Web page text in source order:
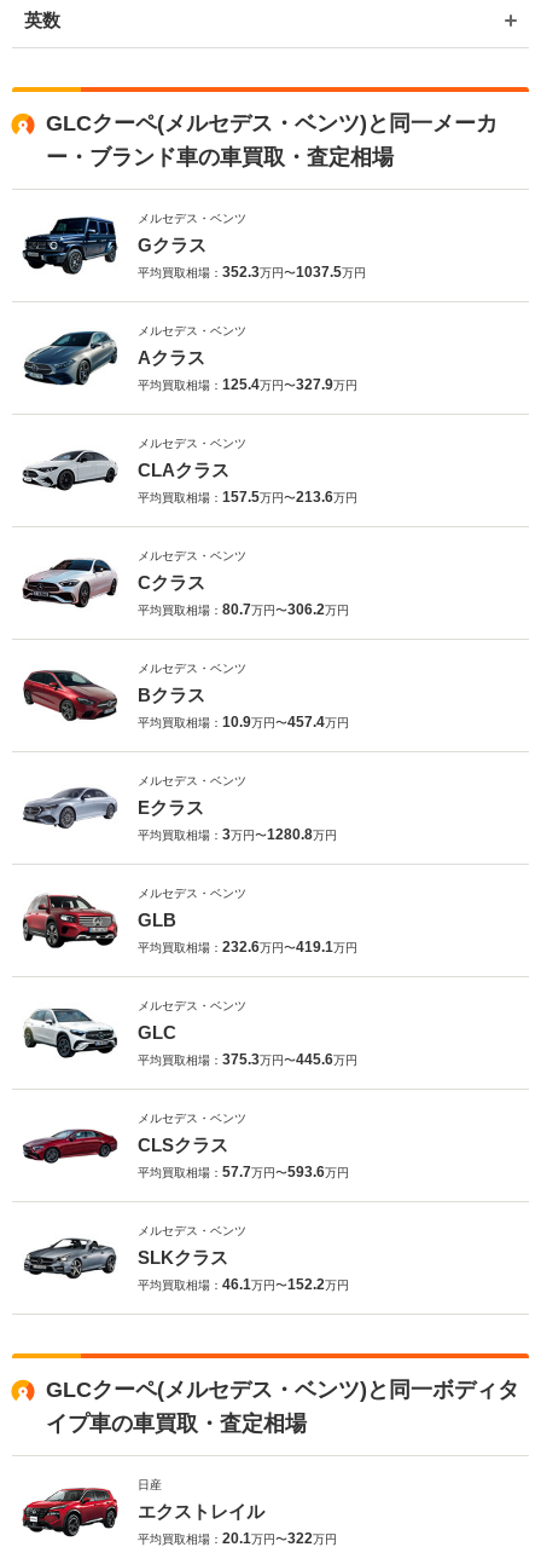
英数
GLCクーペ(メルセデス・ベンツ)と同一メーカ
ー・ブランド車の車買取・査定相場
メルセデス・ベンツ
Gクラス
平均買取相場： 352.3万円〜1037.5万円
メルセデス・ベンツ
Aクラス
平均買取相場： 125.4万円〜327.9万円
メルセデス・ベンツ
CLAクラス
平均買取相場： 157.5万円〜213.6万円
メルセデス・ベンツ
Cクラス
平均買取相場： 80.7万円〜306.2万円
メルセデス・ベンツ
Bクラス
平均買取相場： 10.9万円〜457.4万円
メルセデス・ベンツ
Eクラス
平均買取相場： 3万円〜1280.8万円
メルセデス・ベンツ
GLB
平均買取相場： 232.6万円〜419.1万円
メルセデス・ベンツ
GLC
平均買取相場： 375.3万円〜445.6万円
メルセデス・ベンツ
CLSクラス
平均買取相場： 57.7万円〜593.6万円
メルセデス・ベンツ
SLKクラス
平均買取相場： 46.1万円〜152.2万円
GLCクーペ(メルセデス・ベンツ)と同一ボディタ
イプ車の車買取・査定相場
日産
エクストレイル
平均買取相場： 20.1万円〜322万円